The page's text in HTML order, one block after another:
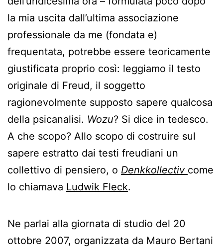
la mia uscita dall’ultima associazione
professionale da me (fondata e)
frequentata, potrebbe essere teoricamente
giustificata proprio così: leggiamo il testo
originale di Freud, il soggetto
ragionevolmente supposto sapere qualcosa
della psicanalisi. Wozu? Si dice in tedesco.
A che scopo? Allo scopo di costruire sul
sapere estratto dai testi freudiani un
collettivo di pensiero, o Denkkollectiv come
lo chiamava Ludwik Fleck.
Ne parlai alla giornata di studio del 20
ottobre 2007, organizzata da Mauro Bertani